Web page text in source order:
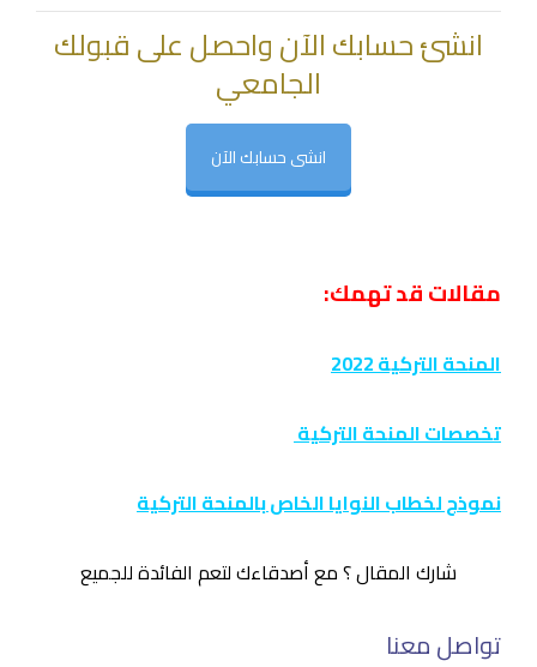
انشئ حسابك الآن واحصل على قبولك
الجامعي
انشى حسابك الآن
مقالات قد تهمك:
المنحة التركية 2022
تخصصات المنحة التركية
نموذج لخطاب النوايا الخاص بالمنحة التركية
شارك المقال ؟ مع أصدقاءك لتعم الفائدة للجميع
تواصل معنا